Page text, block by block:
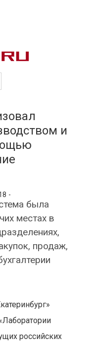
рубрики
и
-
была
местах в
продаж,
российских